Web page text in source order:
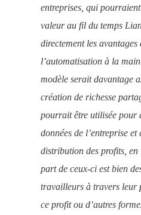
entreprises, qui
valeur au fil du temps
directement les avantages
l’automatisation à la
modèle serait davantage
création de richesse
pourrait être utilisée pour
données de l’entreprise
distribution des profits, en
part de ceux-ci est bien
travailleurs à travers leur
ce profit ou d’autres